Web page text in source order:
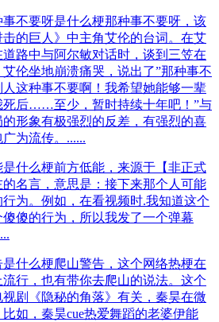
事不要呀是什么梗那种事不要呀，该
的巨人》中主角艾伦的台词。在艾
路中与阿尔敏对话时，谈到三笠在
伦坐地崩溃痛哭，说出了”那种事不
这种事不要啊！我希望她能够一辈
死后……至少，暂时持续十年吧！”与
形象有极强烈的反差，有强烈的喜
为流传。......
是什么梗前方低能，来源于【非正式
名言，意思是：接下来那个人可能
为。例如，在看视频时.我知道这个
傻傻的行为，所以我发了一个弹幕
是什么梗爬山警告，这个网络热梗在
行，也有带你去爬山的说法。这个
剧《隐秘的角落》有关，秦昊在微
如，秦昊cue热爱舞蹈的老婆伊能